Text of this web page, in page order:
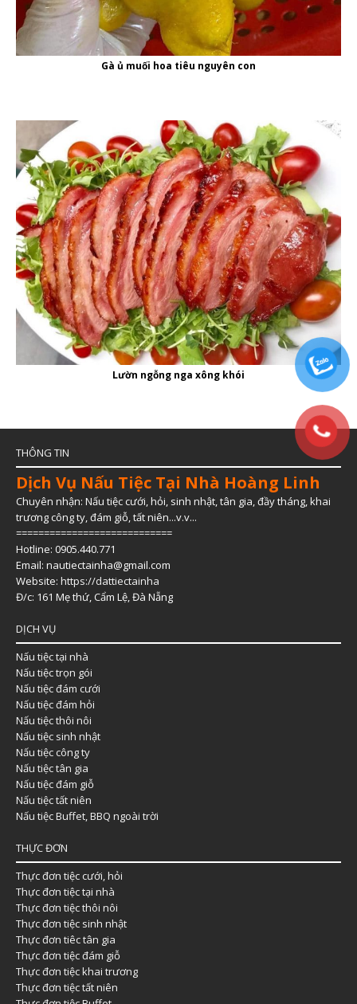
Gà ủ muối hoa tiêu nguyên con
Lườn ngỗng nga xông khói
THÔNG TIN
Dịch Vụ Nấu Tiệc Tại Nhà Hoàng Linh
Chuyên nhận: Nấu tiệc cưới, hỏi, sinh nhật, tân gia, đầy tháng, khai
trương công ty, đám giỗ, tất niên...v.v...
============================
Hotline: 0905.440.771
Email: nautiectainha@gmail.com
Website: https://dattiectainha
Đ/c: 161 Mẹ thứ, Cẩm Lệ, Đà Nẵng
DỊCH VỤ
Nấu tiệc tại nhà
Nấu tiệc trọn gói
Nấu tiệc đám cưới
Nấu tiệc đám hỏi
Nấu tiệc thôi nôi
Nấu tiệc sinh nhật
Nấu tiệc công ty
Nấu tiệc tân gia
Nấu tiệc đám giỗ
Nấu tiệc tất niên
Nấu tiệc Buffet, BBQ ngoài trời
THỰC ĐƠN
Thực đơn tiệc cưới, hỏi
Thực đơn tiệc tại nhà
Thực đơn tiệc thôi nôi
Thực đơn tiệc sinh nhật
Thực đơn tiêc tân gia
Thực đơn tiệc đám giỗ
Thực đơn tiệc khai trương
Thực đơn tiệc tất niên